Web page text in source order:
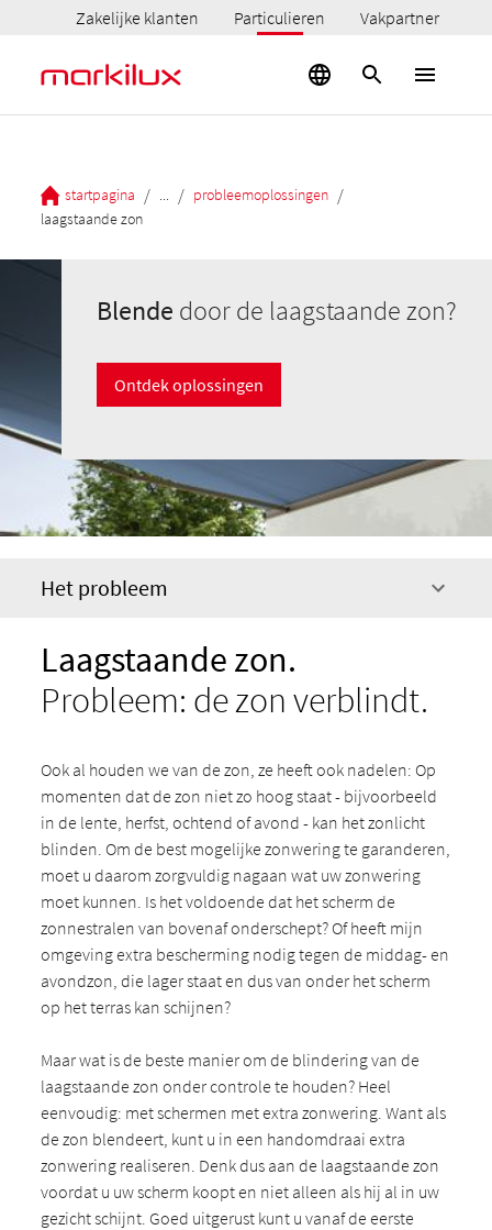
Zakelijke klanten Particulieren Vakpartner
startpagina / / probleemoplossingen /
laagstaande zon
Blende door de laagstaande zon?
Ontdek oplossingen
Het probleem
Laagstaande zon.
Probleem: de zon verblindt.
Ook al houden we van de zon, ze heeft ook nadelen: Op
momenten dat de zon niet zo hoog staat - bijvoorbeeld
in de lente, herfst, ochtend of avond - kan het zonlicht
blinden. Om de best mogelijke zonwering te garanderen,
moet u daarom zorgvuldig nagaan wat uw zonwering
moet kunnen. Is het voldoende dat het scherm de
zonnestralen van bovenaf onderschept? Of heeft mijn
omgeving extra bescherming nodig tegen de middag- en
avondzon, die lager staat en dus van onder het scherm
op het terras kan schijnen?
Maar wat is de beste manier om de blindering van de
laagstaande zon onder controle te houden? Heel
eenvoudig: met schermen met extra zonwering. Want als
de zon blendeert, kunt u in een handomdraai extra
zonwering realiseren. Denk dus aan de laagstaande zon
voordat u uw scherm koopt en niet alleen als hij al in uw
gezicht schijnt. Goed uitgerust kunt u vanaf de eerste